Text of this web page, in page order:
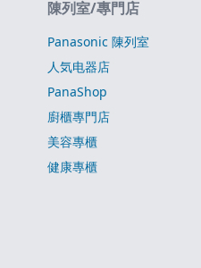
陳列室/專門店
Panasonic 陳列室
人気电器店
PanaShop
廚櫃專門店
美容專櫃
健康專櫃